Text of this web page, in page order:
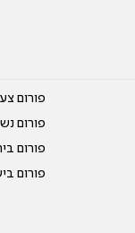
פורום
פורום
פורום
פורום